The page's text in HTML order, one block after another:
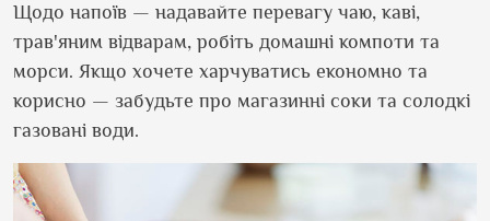
Щодо напоїв — надавайте перевагу чаю, каві,
трав'яним відварам, робіть домашні компоти та
морси. Якщо хочете харчуватись економно та
корисно — забудьте про магазинні соки та солодкі
газовані води.